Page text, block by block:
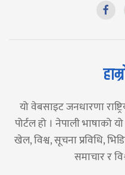
यो वेबसाइट जनधारणा
पोर्टल हो । नेपाली भाषाको
खेल, विश्व, सूचना प्रविधि,
समाचार र